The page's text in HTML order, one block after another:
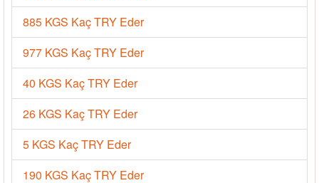
885 KGS Kaç TRY Eder
977 KGS Kaç TRY Eder
40 KGS Kaç TRY Eder
26 KGS Kaç TRY Eder
5 KGS Kaç TRY Eder
190 KGS Kaç TRY Eder